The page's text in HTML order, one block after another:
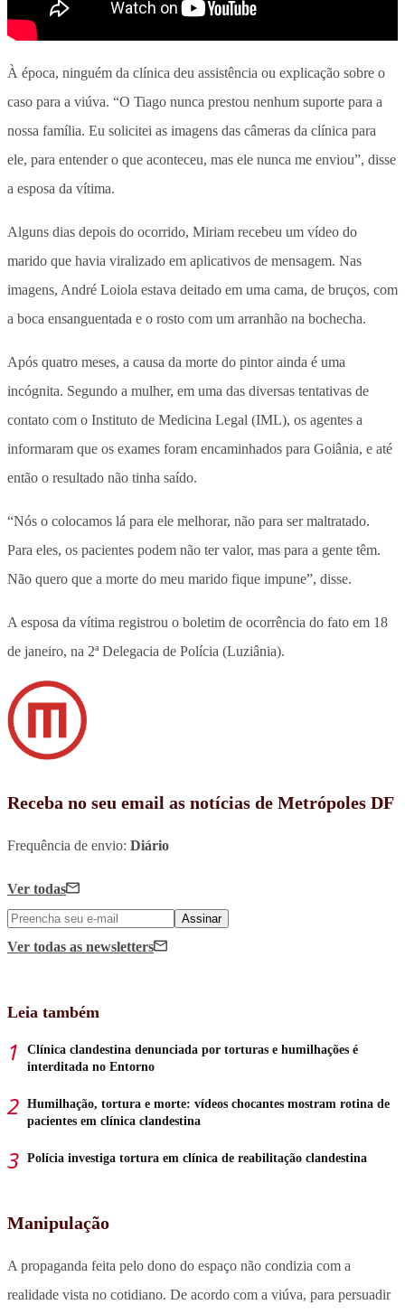
À época, ninguém da clínica deu assistência ou explicação sobre o
caso para a viúva. “O Tiago nunca prestou nenhum suporte para a
nossa família. Eu solicitei as imagens das câmeras da clínica para
ele, para entender o que aconteceu, mas ele nunca me enviou”, disse
a esposa da vítima.
Alguns dias depois do ocorrido, Miriam recebeu um vídeo do
marido que havia viralizado em aplicativos de mensagem. Nas
imagens, André Loiola estava deitado em uma cama, de bruços, com
a boca ensanguentada e o rosto com um arranhão na bochecha.
Após quatro meses, a causa da morte do pintor ainda é uma
incógnita. Segundo a mulher, em uma das diversas tentativas de
contato com o Instituto de Medicina Legal (IML), os agentes a
informaram que os exames foram encaminhados para Goiânia, e até
então o resultado não tinha saído.
“Nós o colocamos lá para ele melhorar, não para ser maltratado.
Para eles, os pacientes podem não ter valor, mas para a gente têm.
Não quero que a morte do meu marido fique impune”, disse.
A esposa da vítima registrou o boletim de ocorrência do fato em 18
de janeiro, na 2ª Delegacia de Polícia (Luziânia).
Receba no seu email as notícias de Metrópoles DF
Frequência de envio: Diário
Ver todas
Assinar
Ver todas as newsletters
Leia também
Clínica clandestina denunciada por torturas e humilhações é
interditada no Entorno
Humilhação, tortura e morte: vídeos chocantes mostram rotina de
pacientes em clínica clandestina
Polícia investiga tortura em clínica de reabilitação clandestina
Manipulação
A propaganda feita pelo dono do espaço não condizia com a
realidade vista no cotidiano. De acordo com a viúva, para persuadir